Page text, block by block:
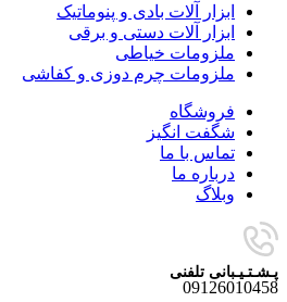
ابزار آلات بادی و پنوماتیک
ابزار آلات دستی و برقی
ملزومات خیاطی
ملزومات چرم دوزی و کفاشی
فروشگاه
شگفت انگیز
تماس با ما
درباره ما
وبلاگ
پـشـتـیـبانی تلفنی
09126010458